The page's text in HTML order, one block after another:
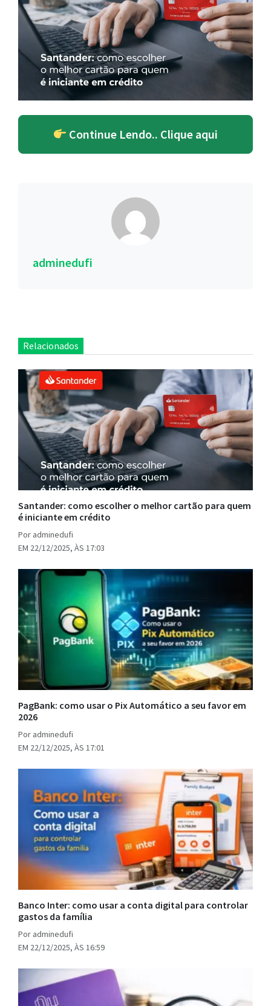
Continue Lendo.. Clique aqui
adminedufi
Relacionados
Santander: como escolher o melhor cartão para quem
é iniciante em crédito
Por adminedufi
EM 22/12/2025, ÀS 17:03
PagBank: como usar o Pix Automático a seu favor em
2026
Por adminedufi
EM 22/12/2025, ÀS 17:01
Banco Inter: como usar a conta digital para controlar
gastos da família
Por adminedufi
EM 22/12/2025, ÀS 16:59